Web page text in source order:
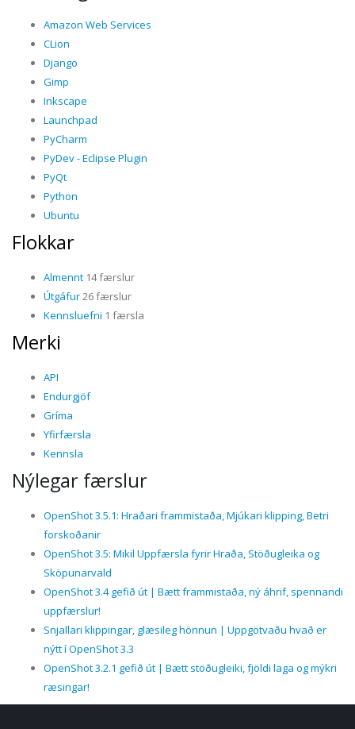
Amazon Web Services
CLion
Django
Gimp
Inkscape
Launchpad
PyCharm
PyDev - Eclipse Plugin
PyQt
Python
Ubuntu
Flokkar
Almennt 14 færslur
Útgáfur26 færslur
Kennsluefni 1 færsla
Merki
API
Endurgjöf
Gríma
Yfirfærsla
Kennsla
Nýlegar færslur
OpenShot 3.5.1: Hraðari frammistaða, Mjúkari klipping, Betri
forskoðanir
OpenShot 3.5: Mikil Uppfærsla fyrir Hraða, Stöðugleika og
Sköpunarvald
OpenShot 3.4 gefið út | Bætt frammistaða, ný áhrif, spennandi
uppfærslur!
Snjallari klippingar, glæsileg hönnun | Uppgötvaðu hvað er
nýtt í OpenShot 3.3
OpenShot 3.2.1 gefið út | Bætt stöðugleiki, fjöldi laga og mýkri
ræsingar!